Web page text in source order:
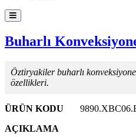
Buharlı
Öztiryakiler buharlı
özellikleri.
ÜRÜN KODU
AÇIKLAMA